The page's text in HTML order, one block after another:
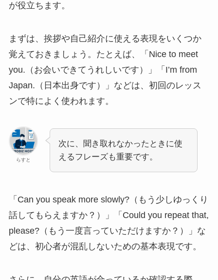
が役立ちます。
まずは、挨拶や自己紹介に使える表現をいくつか
覚えておきましょう。たとえば、「Nice to meet
you.（お会いできてうれしいです）」「I’m from
Japan.（日本出身です）」などは、初回のレッス
ンで特によく使われます。
らすと
次に、聞き取れなかったときに使
えるフレーズも重要です。
「Can you speak more slowly?（もう少しゆっくり
話してもらえますか？）」「Could you repeat that,
please?（もう一度言っていただけますか？）」な
どは、初心者が混乱しないための基本表現です。